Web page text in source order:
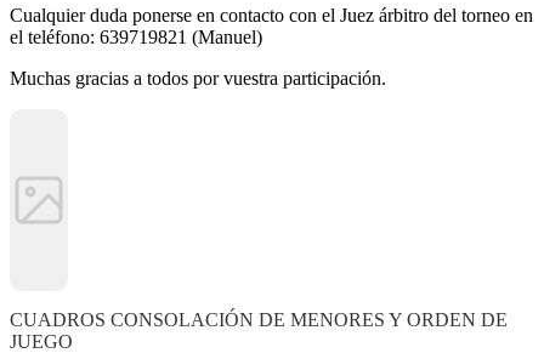
Cualquier duda ponerse en contacto con el Juez árbitro del torneo en
el teléfono: 639719821 (Manuel)
Muchas gracias a todos por vuestra participación.
CUADROS CONSOLACIÓN DE MENORES Y ORDEN DE
JUEGO